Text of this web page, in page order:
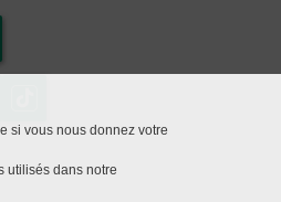
si vous nous donnez votre
utilisés dans notre